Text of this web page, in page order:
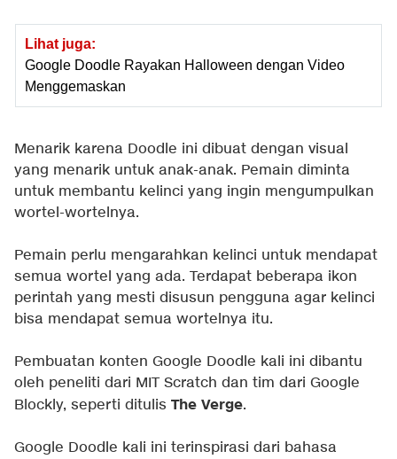
Lihat juga:
Google Doodle Rayakan Halloween dengan Video
Menggemaskan
Menarik karena Doodle ini dibuat dengan visual
yang menarik untuk anak-anak. Pemain diminta
untuk membantu kelinci yang ingin mengumpulkan
wortel-wortelnya.
Pemain perlu mengarahkan kelinci untuk mendapat
semua wortel yang ada. Terdapat beberapa ikon
perintah yang mesti disusun pengguna agar kelinci
bisa mendapat semua wortelnya itu.
Pembuatan konten Google Doodle kali ini dibantu
oleh peneliti dari MIT Scratch dan tim dari Google
Blockly, seperti ditulis The Verge.
Google Doodle kali ini terinspirasi dari bahasa